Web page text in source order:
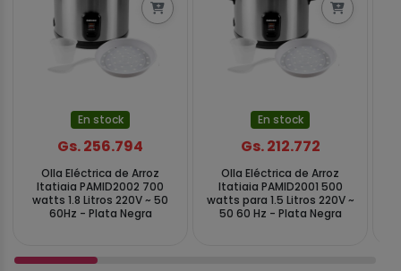
En stock
Gs. 256.794
Olla Eléctrica de Arroz
Itatiaia PAMID2002 700
watts 1.8 Litros 220V ~ 50
60Hz - Plata Negra
En stock
Gs. 212.772
Olla Eléctrica de Arroz
Itatiaia PAMID2001 500
watts para 1.5 Litros 220V ~
50 60 Hz - Plata Negra